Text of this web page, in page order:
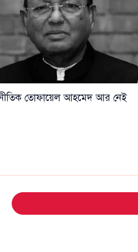
তোফায়েল আহমেদ আর নেই